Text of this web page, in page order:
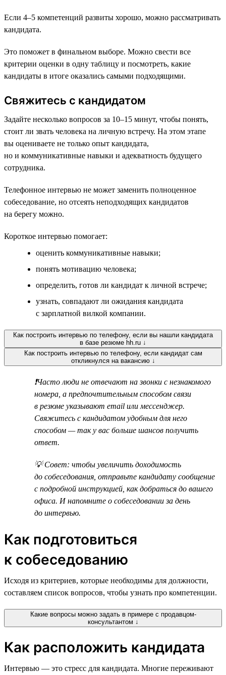
Если 4–5 компетенций развиты хорошо, можно рассматривать
кандидата.
Это поможет в финальном выборе. Можно свести все
критерии оценки в одну таблицу и посмотреть, какие
кандидаты в итоге оказались самыми подходящими.
Свяжитесь с кандидатом
Задайте несколько вопросов за 10–15 минут, чтобы понять,
стоит ли звать человека на личную встречу. На этом этапе
вы оцениваете не только опыт кандидата,
но и коммуникативные навыки и адекватность будущего
сотрудника.
Телефонное интервью не может заменить полноценное
собеседование, но отсеять неподходящих кандидатов
на берегу можно.
Короткое интервью помогает:
оценить коммуникативные навыки;
понять мотивацию человека;
определить, готов ли кандидат к личной встрече;
узнать, совпадают ли ожидания кандидата
с зарплатной вилкой компании.
Как построить интервью по телефону, если вы нашли кандидата
в базе резюме hh.ru ↓
Как построить интервью по телефону, если кандидат сам
откликнулся на вакансию ↓
❗Часто люди не отвечают на звонки с незнакомого
номера, а предпочтительным способом связи
в резюме указывают email или мессенджер.
Свяжитесь с кандидатом удобным для него
способом — так у вас больше шансов получить
ответ.
💡 Совет: чтобы увеличить доходимость
до собеседования, отправьте кандидату сообщение
с подробной инструкцией, как добраться до вашего
офиса. И напомните о собеседовании за день
до интервью.
Как подготовиться
к собеседованию
Исходя из критериев, которые необходимы для должности,
составляем список вопросов, чтобы узнать про компетенции.
Какие вопросы можно задать в примере с продавцом-
консультантом ↓
Как расположить кандидата
Интервью — это стресс для кандидата. Многие переживают